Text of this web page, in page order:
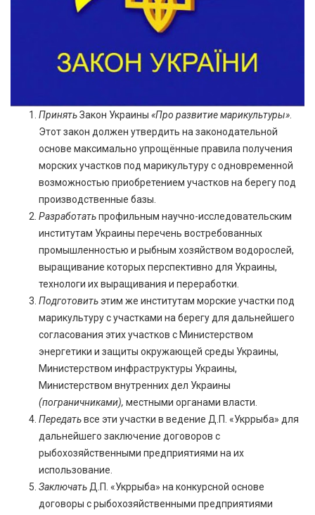
ПринятьЗакон Украины «Про развитие марикультуры»
Этот закон должен утвердить на законодательной
основе максимально упрощённые правила получения
морских участков под марикультуру с одновременной
возможностью приобретением участков на берегу под
производственные базы.
Разработатьпрофильным научно-исследовательским
институтам Украины перечень востребованных
промышленностью и рыбным хозяйством водорослей,
выращивание которых перспективно для Украины,
технологи их выращивания и переработки.
Подготовитьэтим же институтам морские участки под
марикультуру с участками на берегу для дальнейшего
согласования этих участков с Министерством
энергетики и защиты окружающей среды Украины,
Министерством инфраструктуры Украины,
Министерством внутренних дел Украины
(пограничниками), местными органами власти.
Передатьвсе эти участки в ведение Д.П. «Укррыба» для
дальнейшего заключение договоров с
рыбохозяйственными предприятиями на их
использование.
Заключать Д.П. «Укррыба» на конкурсной основе
договоры с рыбохозяйственными предприятиями